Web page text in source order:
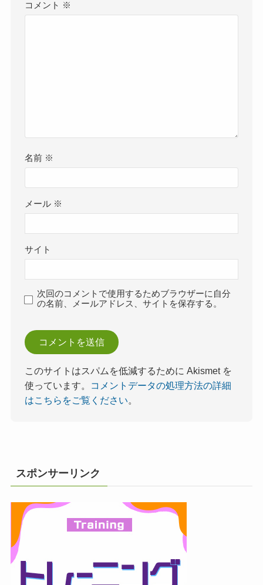
コメント ※
名前 ※
メール ※
サイト
次回のコメントで使用するためブラウザーに自分
の名前、メールアドレス、サイトを保存する。
このサイトはスパムを低減するために Akismet を
使っています。
コメントデータの処理方法の詳細
はこちらをご覧ください。
スポンサーリンク